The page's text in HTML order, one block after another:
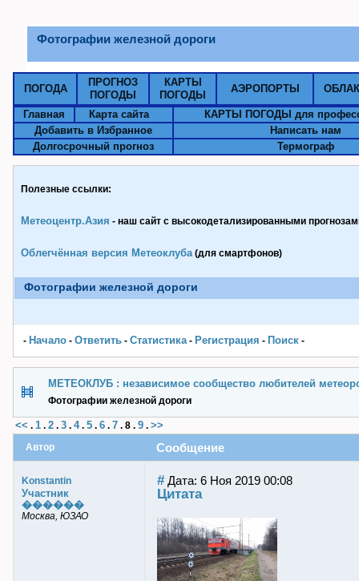
Фотографии железной дороги
ПОГОДА
ПРОГНОЗ
ПОГОДЫ
КАРТЫ
ПОГОДЫ
АЭРОПОРТЫ
Главная Карта сайта
КАРТЫ ПОГОДЫ для
Добавить в Избранное
Написать нам
Долгосрочный прогноз
Термограф
Полезные ссылки:
Метеоцентр.Азия - наш сайт с высокодетализированными
Облегчённая версия Метеоклуба(для смартфонов)
Фотографии железной дороги
- Начало - Ответить - Статистика- Pегистрация - Поиск -
МЕТЕОКЛУБ : независимое сообщество любителей
Фотографии железной дороги
<< . 1 . 2 . 3 . 4. 5 . 6 . 7 . 8 . 9 . >>
Автор Сообщение
Konstantin
Участник
������
Москва, ЮЗАО
#Дата: 6 Ноя 2019 00:08
Цитата